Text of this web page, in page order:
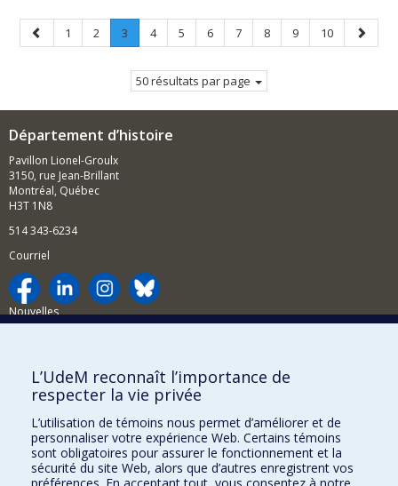
Page
précédente
Page
1 Page
2 Page
3
Page
Page
4 Page
5 Page
6 Page
7 Page
8 Page
9 Page
10
Page
50 résultats par page
Département d’histoire
Pavillon Lionel-Groulx
3150, rue Jean-Brillant
Montréal, Québec
H3T 1N8
514 343-6234
Courriel
Nouvelles
Comment soutenir le Département?
BESOIN D'AIDE?
Plan du site
Signaler une erreur
Accessibilité
L’UdeM reconnaît l’importance de
respecter la vie privée
L’utilisation de témoins nous permet d’améliorer et de
personnaliser votre expérience Web. Certains témoins
sont obligatoires pour assurer le fonctionnement et la
sécurité du site Web, alors que d’autres enregistrent vos
préférences. En acceptant tout, vous consentez à notre